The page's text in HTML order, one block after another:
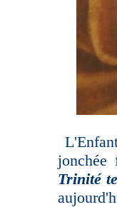
jonchée
Trinité